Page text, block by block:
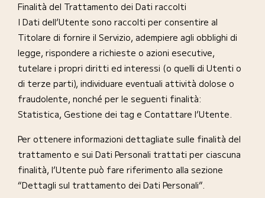
Finalità del Trattamento dei Dati raccolti
I Dati dell’Utente sono raccolti per consentire al
Titolare di fornire il Servizio, adempiere agli obblighi di
legge, rispondere a richieste o azioni esecutive,
tutelare i propri diritti ed interessi (o quelli di Utenti o
di terze parti), individuare eventuali attività dolose o
fraudolente, nonché per le seguenti finalità:
Statistica, Gestione dei tag e Contattare l’Utente.
Per ottenere informazioni dettagliate sulle finalità del
trattamento e sui Dati Personali trattati per ciascuna
finalità, l’Utente può fare riferimento alla sezione
“Dettagli sul trattamento dei Dati Personali”.